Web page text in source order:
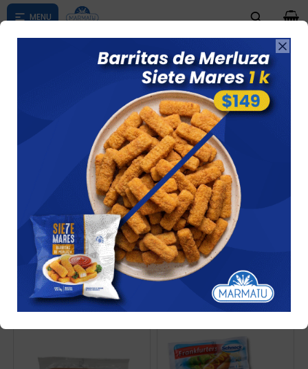

según su zona
0

EMBUTIDOS
Ver 7 artículos
Recomendados
Filtrando por: Embutidos